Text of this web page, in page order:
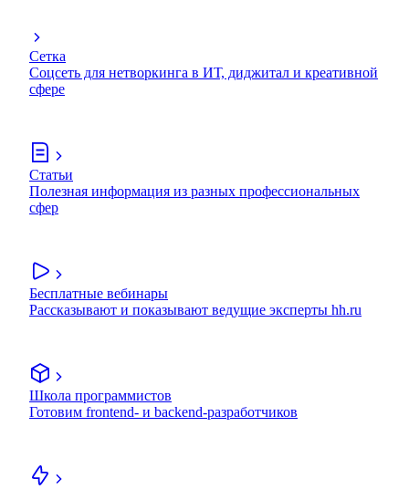
Сетка
Соцсеть для нетворкинга в ИТ, диджитал и креативной
сфере
Статьи
Полезная информация из разных профессиональных
сфер
Бесплатные вебинары
Рассказывают и показывают ведущие эксперты hh.ru
Школа программистов
Готовим frontend- и backend-разработчиков